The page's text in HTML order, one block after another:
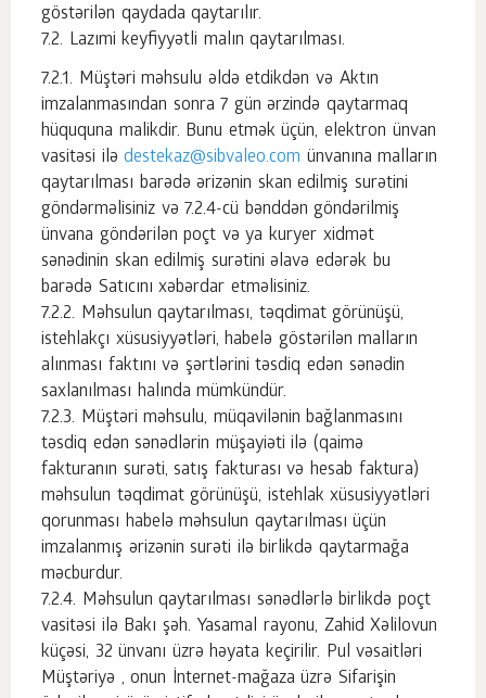
göstərilən qaydada qaytarılır.
Lazımi keyfiyyətli malın qaytarılması.
Müştəri məhsulu əldə etdikdən və Aktın
imzalanmasından sonra 7 gün ərzində qaytarmaq
hüququna malikdir. Bunu etmək üçün, elektron ünvan
vasitəsi ilədestekaz@sibvaleo.com ünvanına malların
qaytarılması barədə ərizənin skan edilmiş surətini
göndərməlisiniz və 7.2.4-cü bənddən göndərilmiş
ünvana göndərilən poçt və ya kuryer xidmət
sənədinin skan edilmiş surətini əlavə edərək bu
barədə Satıcını xəbərdar etməlisiniz.
Məhsulun qaytarılması, təqdimat görünüşü,
istehlakçı xüsusiyyətləri, habelə göstərilən malların
alınması faktını və şərtlərini təsdiq edən sənədin
saxlanılması halında mümkündür.
Müştəri məhsulu, müqavilənin bağlanmasını
təsdiq edən sənədlərin müşayiəti ilə (qaimə
fakturanın surəti, satış fakturası və hesab faktura)
məhsulun təqdimat görünüşü, istehlak xüsusiyyətləri
qorunması habelə məhsulun qaytarılması üçün
imzalanmış ərizənin surəti ilə birlikdə qaytarmağa
məcburdur.
Məhsulun qaytarılması sənədlərlə birlikdə poçt
vasitəsi ilə Bakı şəh. Yasamal rayonu, Zahid Xəlilovun
küçəsi, 32 ünvanı üzrə həyata keçirilir. Pul vəsaitləri
Müştəriyə , onun İnternet-mağaza üzrə Sifarişin